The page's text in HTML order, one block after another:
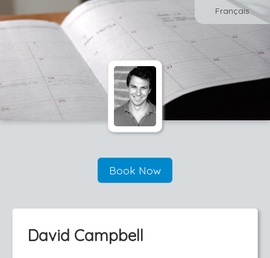
Français
Book Now
David Campbell